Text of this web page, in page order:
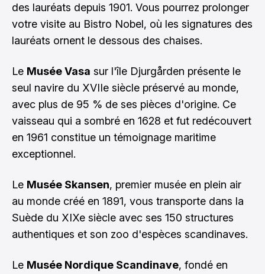
des lauréats depuis 1901. Vous pourrez prolonger
votre visite au Bistro Nobel, où les signatures des
lauréats ornent le dessous des chaises.
Le Musée Vasa sur l'île Djurgården présente le
seul navire du XVIIe siècle préservé au monde,
avec plus de 95 % de ses pièces d'origine. Ce
vaisseau qui a sombré en 1628 et fut redécouvert
en 1961 constitue un témoignage maritime
exceptionnel.
Le Musée Skansen, premier musée en plein air
au monde créé en 1891, vous transporte dans la
Suède du XIXe siècle avec ses 150 structures
authentiques et son zoo d'espèces scandinaves.
Le Musée Nordique Scandinave, fondé en